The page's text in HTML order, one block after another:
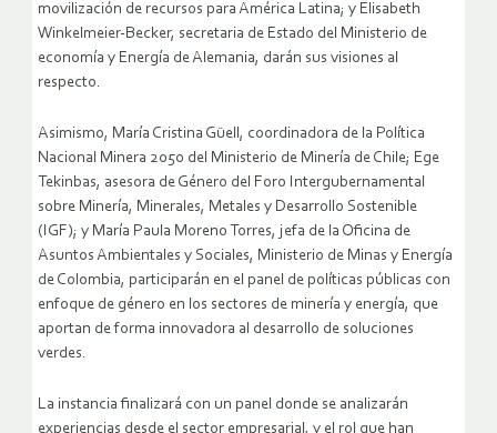
movilización de recursos para América Latina; y Elisabeth
Winkelmeier-Becker, secretaria de Estado del Ministerio de
economía y Energía de Alemania, darán sus visiones al
respecto.
Asimismo, María Cristina Güell, coordinadora de la Política
Nacional Minera 2050 del Ministerio de Minería de Chile; Ege
Tekinbas, asesora de Género del Foro Intergubernamental
sobre Minería, Minerales, Metales y Desarrollo Sostenible
(IGF); y María Paula Moreno Torres, jefa de la Oficina de
Asuntos Ambientales y Sociales, Ministerio de Minas y Energía
de Colombia, participarán en el panel de políticas públicas con
enfoque de género en los sectores de minería y energía, que
aportan de forma innovadora al desarrollo de soluciones
verdes.
La instancia finalizará con un panel donde se analizarán
experiencias desde el sector empresarial, y el rol que han